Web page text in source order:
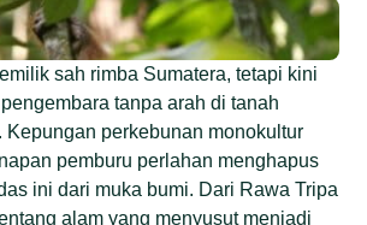
sah rimba Sumatera, tetapi kini
tanpa arah di tanah
Kepungan perkebunan monokultur
pemburu perlahan menghapus
ini dari muka bumi. Dari Rawa Tripa
alam yang menyusut menjadi